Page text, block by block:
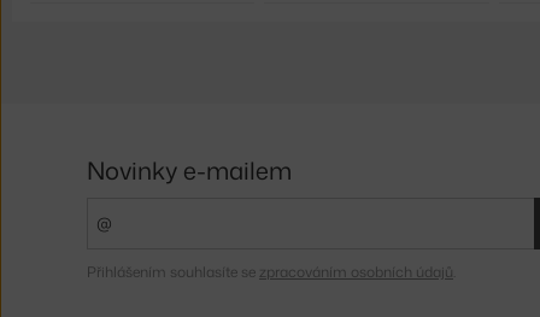
Novinky e-mailem
Přihlášením souhlasíte se zpracováním osobních údajů